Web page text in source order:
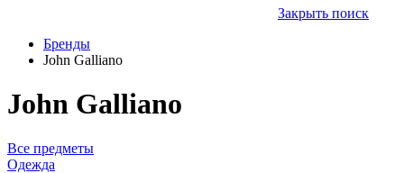
Закрыть поиск
Бренды
John Galliano
John Galliano
Все предметы
Одежда